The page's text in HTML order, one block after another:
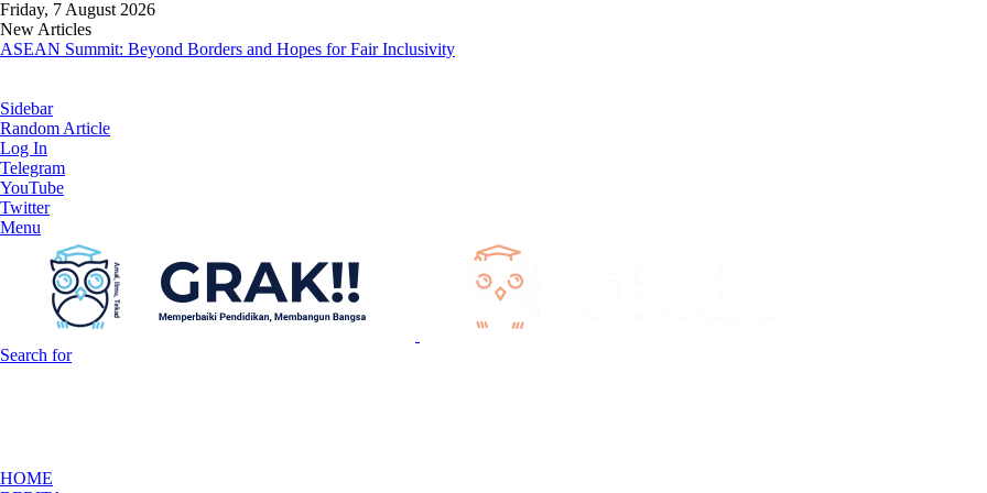
Friday, 7 August 2026
New Articles
ASEAN Summit: Beyond Borders and Hopes for Fair Inclusivity
Sidebar
Random Article
Log In
Telegram
YouTube
Twitter
Menu
Search for
HOME